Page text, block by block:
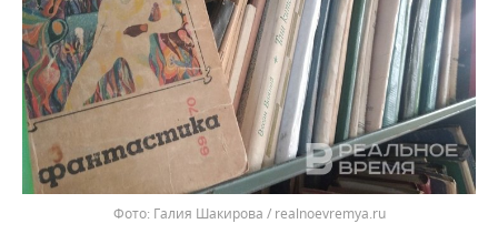
Галия Шакирова / realnoevremya.ru